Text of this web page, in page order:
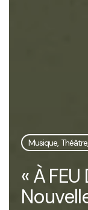
Musique,
« À FEU